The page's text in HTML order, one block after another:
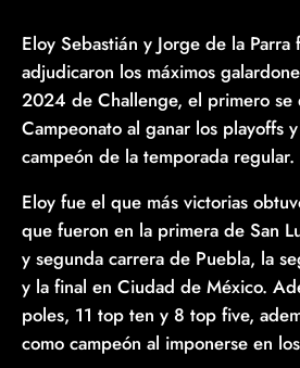
Eloy Sebastián y Jorge de la
adjudicaron los máximos
2024 de Challenge, el primero se
Campeonato al ganar los playoffs
campeón de la temporada regular.
Eloy fue el que más victorias
que fueron en la primera de San
y segunda carrera de Puebla, la
y la final en Ciudad de México.
poles, 11 top ten y 8 top five,
como campeón al imponerse en